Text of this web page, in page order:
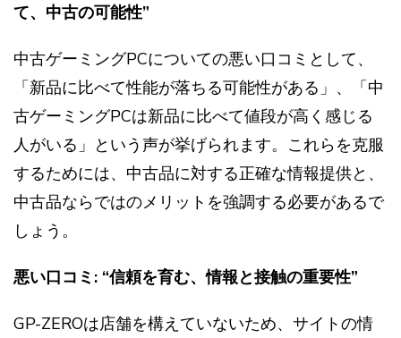
て、中古の可能性”
中古ゲーミングPCについての悪い口コミとして、
「新品に比べて性能が落ちる可能性がある」、「中
古ゲーミングPCは新品に比べて値段が高く感じる
人がいる」という声が挙げられます。これらを克服
するためには、中古品に対する正確な情報提供と、
中古品ならではのメリットを強調する必要があるで
しょう。
悪い口コミ: “信頼を育む、情報と接触の重要性”
GP-ZEROは店舗を構えていないため、サイトの情